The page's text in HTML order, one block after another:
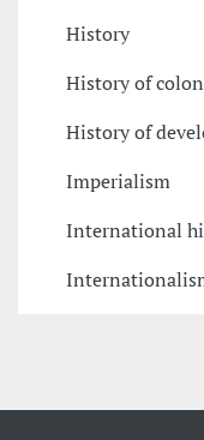
History
History of
History of
Imperialism
International